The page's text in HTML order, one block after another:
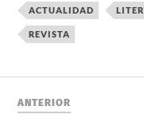
ACTUALIDAD
REVISTA
ANTERIOR